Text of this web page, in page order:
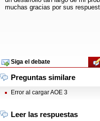
muchas gracias por sus
Siga el debate
Preguntas similare
Error al cargar AOE 3
Leer las respuestas